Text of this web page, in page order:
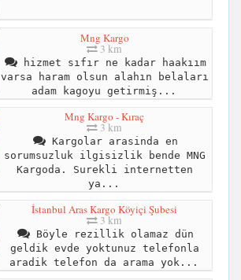
Mng Kargo
3 km
hizmet sıfır ne kadar haakıım
varsa haram olsun alahın belaları
adam kagoyu getirmiş...
Mng Kargo - Kıraç
3 km
Kargolar arasinda en
sorumsuzluk ilgisizlik bende MNG
Kargoda. Surekli internetten
ya...
İstanbul Aras Kargo Köyiçi Şubesi
3 km
Böyle rezillik olamaz dün
geldik evde yoktunuz telefonla
aradik telefon da arama yok...